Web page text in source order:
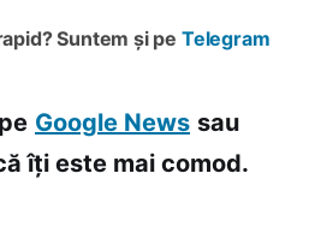
Suntem și pe Telegram
Google News sau
îți este mai comod.